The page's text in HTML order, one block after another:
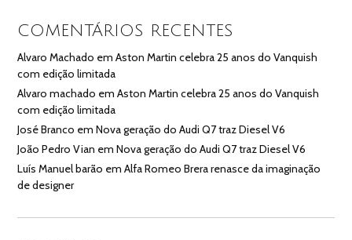
COMENTÁRIOS RECENTES
Alvaro Machado emAston Martin celebra 25 anos do Vanquish
com edição limitada
Alvaro machado emAston Martin celebra 25 anos do Vanquish
com edição limitada
José Branco emNova geração do Audi Q7 traz Diesel V6
João Pedro Vian emNova geração do Audi Q7 traz Diesel V6
Luís Manuel barão emAlfa Romeo Brera renasce da imaginação
de designer